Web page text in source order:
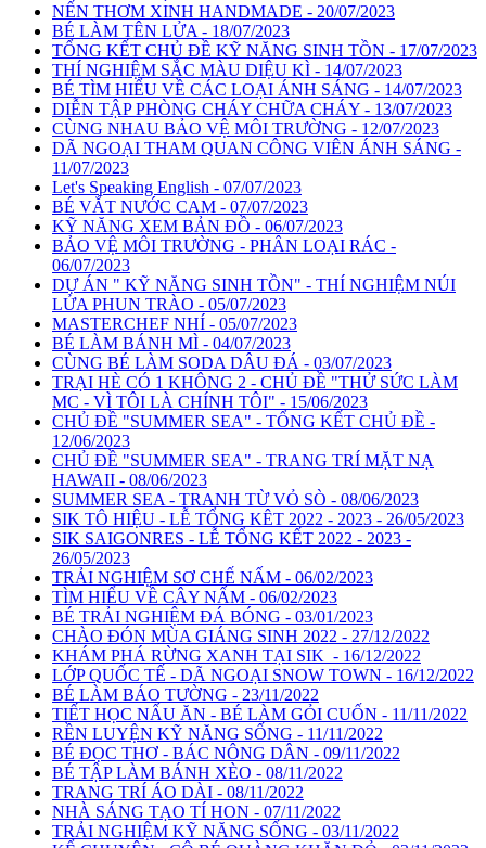
NẾN THƠM XINH HANDMADE - 20/07/2023
BÉ LÀM TÊN LỬA - 18/07/2023
TỔNG KẾT CHỦ ĐỀ KỸ NĂNG SINH TỒN - 17/07/2023
THÍ NGHIỆM SẮC MÀU DIỆU KÌ - 14/07/2023
BÉ TÌM HIỂU VỀ CÁC LOẠI ÁNH SÁNG - 14/07/2023
DIỄN TẬP PHÒNG CHÁY CHỮA CHÁY - 13/07/2023
CÙNG NHAU BẢO VỆ MÔI TRƯỜNG - 12/07/2023
DÃ NGOẠI THAM QUAN CÔNG VIÊN ÁNH SÁNG -
11/07/2023
Let's Speaking English - 07/07/2023
BÉ VẮT NƯỚC CAM - 07/07/2023
KỸ NĂNG XEM BẢN ĐỒ - 06/07/2023
BẢO VỆ MÔI TRƯỜNG - PHÂN LOẠI RÁC -
06/07/2023
DỰ ÁN " KỸ NĂNG SINH TỒN" - THÍ NGHIỆM NÚI
LỬA PHUN TRÀO - 05/07/2023
MASTERCHEF NHÍ - 05/07/2023
BÉ LÀM BÁNH MÌ - 04/07/2023
CÙNG BÉ LÀM SODA DÂU ĐÁ - 03/07/2023
TRẠI HÈ CÓ 1 KHÔNG 2 - CHỦ ĐỀ "THỬ SỨC LÀM
MC - VÌ TÔI LÀ CHÍNH TÔI" - 15/06/2023
CHỦ ĐỀ "SUMMER SEA" - TỔNG KẾT CHỦ ĐỀ -
12/06/2023
CHỦ ĐỀ "SUMMER SEA" - TRANG TRÍ MẶT NẠ
HAWAII - 08/06/2023
SUMMER SEA - TRANH TỪ VỎ SÒ - 08/06/2023
SIK TÔ HIỆU - LỄ TỔNG KÊT 2022 - 2023 - 26/05/2023
SIK SAIGONRES - LỄ TỔNG KẾT 2022 - 2023 -
26/05/2023
TRẢI NGHIỆM SƠ CHẾ NẤM - 06/02/2023
TÌM HIỂU VỀ CÂY NẤM - 06/02/2023
BÉ TRẢI NGHIỆM ĐÁ BÓNG - 03/01/2023
CHÀO ĐÓN MÙA GIÁNG SINH 2022 - 27/12/2022
KHÁM PHÁ RỪNG XANH TẠI SIK - 16/12/2022
LỚP QUỐC TẾ - DÃ NGOẠI SNOW TOWN - 16/12/2022
BÉ LÀM BÁO TƯỜNG - 23/11/2022
TIẾT HỌC NẤU ĂN - BÉ LÀM GỎI CUỐN - 11/11/2022
RỀN LUYỆN KỸ NĂNG SỐNG - 11/11/2022
BÉ ĐỌC THƠ - BÁC NÔNG DÂN - 09/11/2022
BÉ TẬP LÀM BÁNH XÈO - 08/11/2022
TRANG TRÍ ÁO DÀI - 08/11/2022
NHÀ SÁNG TẠO TÍ HON - 07/11/2022
TRẢI NGHIỆM KỸ NĂNG SỐNG - 03/11/2022